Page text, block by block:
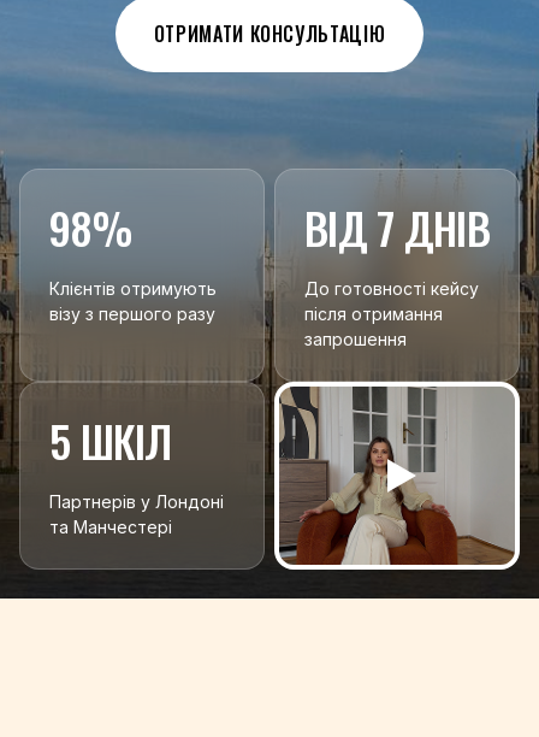
ОТРИМАТИ КОНСУЛЬТАЦІЮ
98%
Клієнтів отримують
візу з першого разу
ВІД 7 ДНІВ
До готовності кейсу
після отримання
запрошення
5 ШКІЛ
Партнерів у Лондоні
та Манчестері